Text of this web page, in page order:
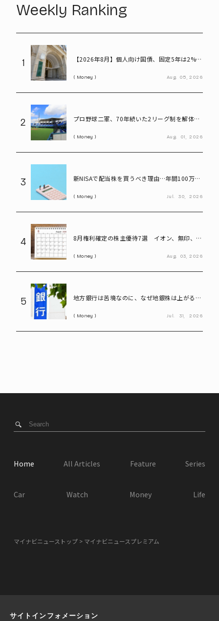
Weekly Ranking
1
【2026年8月】個人向け国債、固定5年は2%台
利子も紹介
Money Aug. 05, 2026
2
プロ野球二軍、70年続いた2リーグ制を解体
Money Aug. 01, 2026
3
新NISAで配当株を買うべき理由…年間100万円
Money Jul. 30, 2026
4
8月権利確定の株主優待7選 イオン、無印、U-
Money Aug. 03, 2026
5
地方銀行は苦境なのに、なぜ地銀株は上がる?
Money Jul. 31, 2026
Home All Articles Feature Series
Car Watch Money Life
マイナビニューストップ マイナビニュースプレミアム
サイトインフォメーション